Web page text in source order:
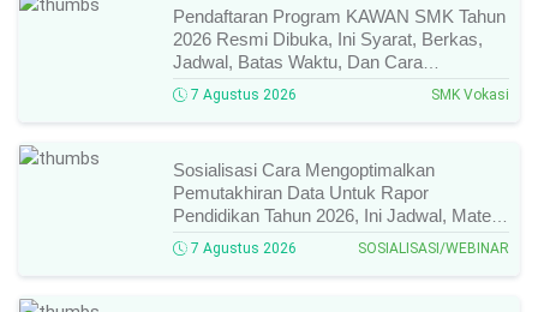
Pendaftaran Program KAWAN SMK Tahun
2026 Resmi Dibuka, Ini Syarat, Berkas,
Jadwal, Batas Waktu, Dan Cara
Pendaftarannya!
7 Agustus 2026 SMK Vokasi
Sosialisasi Cara Mengoptimalkan
Pemutakhiran Data Untuk Rapor
Pendidikan Tahun 2026, Ini Jadwal, Materi,
Narasumber, Dan Link Mengikutinya!
7 Agustus 2026 SOSIALISASI/WEBINAR